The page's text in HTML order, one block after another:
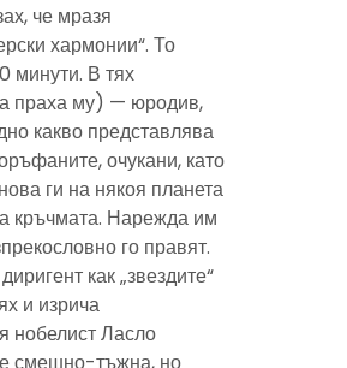
че мразя
хармонии“. То
минути. В тях
праха му) — юродив,
какво представлява
очукани, като
ги на някоя планета
кръчмата. Нарежда им
го правят.
как „звездите“
и изрича
нобелист Ласло